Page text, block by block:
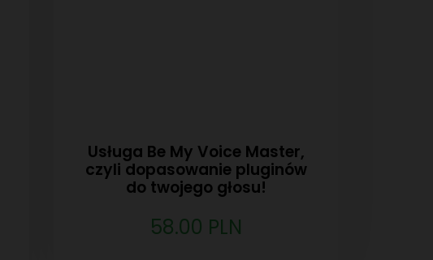
Usługa Be My Voice Master,
czyli dopasowanie pluginów
do twojego głosu!
58.00 PLN